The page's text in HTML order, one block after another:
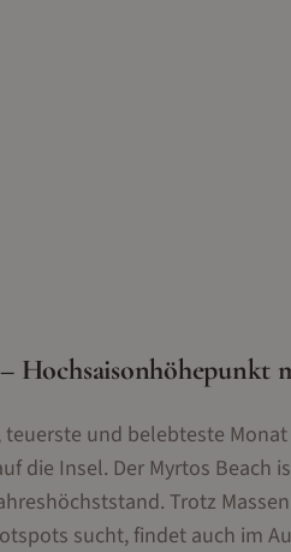
Hochsaisonhöhepunkt
und belebteste
die Insel. Der Myrtos Beach
Trotz
sucht, findet auch im